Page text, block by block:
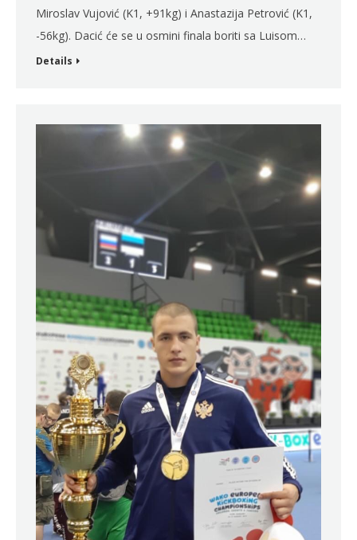
Miroslav Vujović (K1, +91kg) i Anastazija Petrović (K1,
-56kg). Dacić će se u osmini finala boriti sa Luisom…
Details